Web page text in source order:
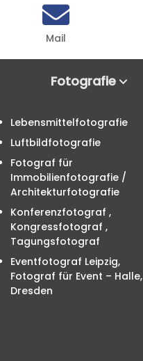

Mail
Fotografie
Lebensmittelfotografie
Luftbildfotografie
Fotograf für
Immobilienfotografie /
Architekturfotografie
Konferenzfotograf ,
Kongressfotograf ,
Tagungsfotograf
Eventfotograf Leipzig,
Fotograf für Event – Halle,
Dresden